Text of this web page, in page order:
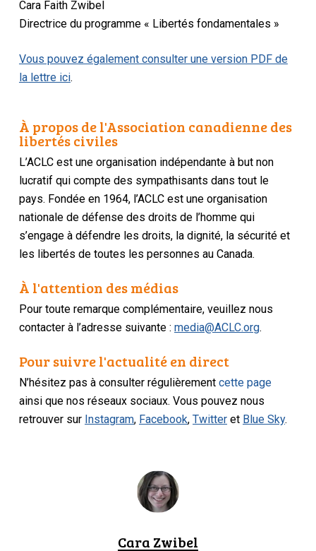
Cara Faith Zwibel
Directrice du programme « Libertés fondamentales »
Vous pouvez également consulter une version PDF de
la lettre ici.
À propos de l'Association canadienne des
libertés civiles
L’ACLC est une organisation indépendante à but non
lucratif qui compte des sympathisants dans tout le
pays. Fondée en 1964, l’ACLC est une organisation
nationale de défense des droits de l’homme qui
s’engage à défendre les droits, la dignité, la sécurité et
les libertés de toutes les personnes au Canada.
À l'attention des médias
Pour toute remarque complémentaire, veuillez nous
contacter à l’adresse suivante :media@ACLC.org.
Pour suivre l'actualité en direct
N’hésitez pas à consulter régulièrementcette page
ainsi que nos réseaux sociaux. Vous pouvez nous
retrouver sur Instagram, Facebook,Twitter et Blue Sky.
Cara Zwibel